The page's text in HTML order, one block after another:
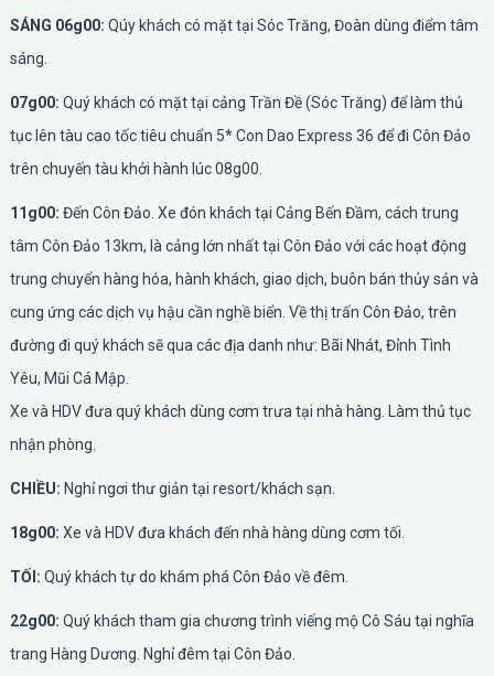
SÁNG 06g00: Qúy khách có mặt tại Sóc Trăng, Đoàn dùng điểm tâm
sáng.
07g00: Quý khách có mặt tại cảng Trần Đề (Sóc Trăng) để làm thủ
tục lên tàu cao tốc tiêu chuẩn 5* Con Dao Express 36 để đi Côn Đảo
trên chuyến tàu khởi hành lúc 08g00.
11g00: Đến Côn Đảo. Xe đón khách tại Cảng Bến Đầm, cách trung
tâm Côn Đảo 13km, là cảng lớn nhất tại Côn Đảo với các hoạt động
trung chuyển hàng hóa, hành khách, giao dịch, buôn bán thủy sản và
cung ứng các dịch vụ hậu cần nghề biển. Về thị trấn Côn Đảo, trên
đường đi quý khách sẽ qua các địa danh như: Bãi Nhát, Đỉnh Tình
Yêu, Mũi Cá Mập.
Xe và HDV đưa quý khách dùng cơm trưa tại nhà hàng. Làm thủ tục
nhận phòng.
CHIỀU: Nghỉ ngơi thư giản tại resort/khách sạn.
18g00: Xe và HDV đưa khách đến nhà hàng dùng cơm tối.
TỐI: Quý khách tự do khám phá Côn Đảo về đêm.
22g00: Quý khách tham gia chương trình viếng mộ Cô Sáu tại nghĩa
trang Hàng Dương. Nghỉ đêm tại Côn Đảo.